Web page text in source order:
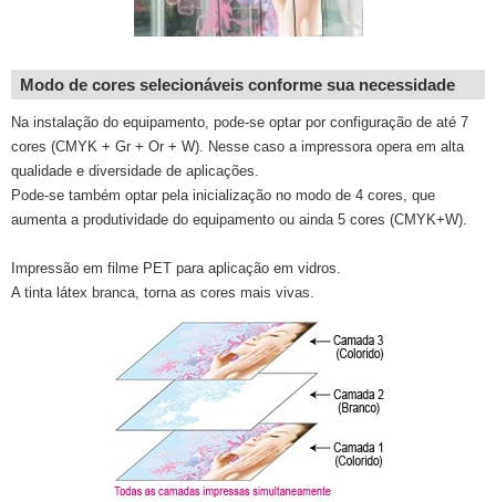
Modo de cores selecionáveis conforme sua necessidade
Na instalação do equipamento, pode-se optar por configuração de até 7
cores (CMYK + Gr + Or + W). Nesse caso a impressora opera em alta
qualidade e diversidade de aplicações.
Pode-se também optar pela inicialização no modo de 4 cores, que
aumenta a produtividade do equipamento ou ainda 5 cores (CMYK+W).
Impressão em filme PET para aplicação em vidros.
A tinta látex branca, torna as cores mais vivas.